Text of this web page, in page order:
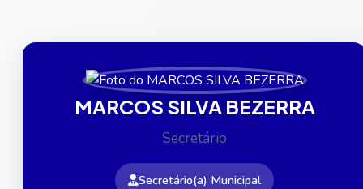
MARCOS SILVA BEZERRA
Secretário
Secretário(a) Municipal